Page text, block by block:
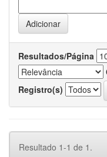
Resultados/Página
Registro(s)
Resultado 1-1 de 1.